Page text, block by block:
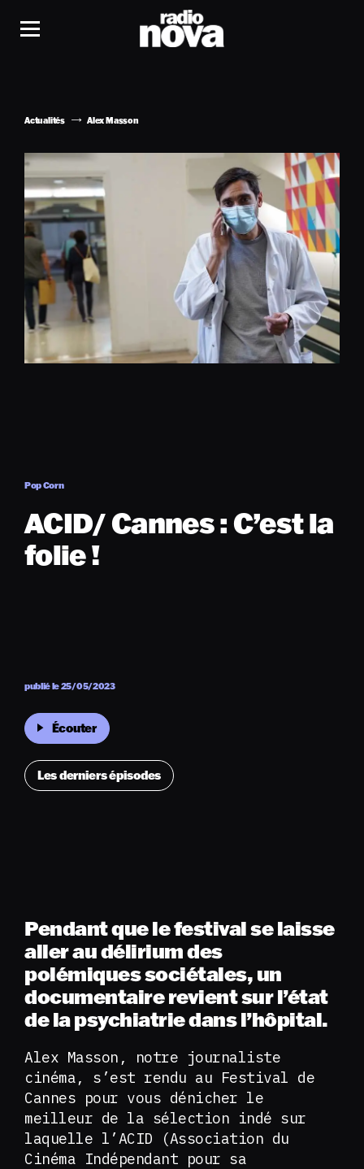
Actualités Alex Masson
Pop Corn
ACID/ Cannes : C’est la
folie !
Écouter
Les derniers épisodes
publié le 25/05/2023
Pendant que le festival se laisse
aller au délirium des
polémiques sociétales, un
documentaire revient sur l’état
de la psychiatrie dans l’hôpital.
Alex Masson, notre journaliste
cinéma, s’est rendu au Festival de
Cannes pour vous dénicher le
meilleur de la sélection indé sur
laquelle l’ACID (Association du
Cinéma Indépendant pour sa